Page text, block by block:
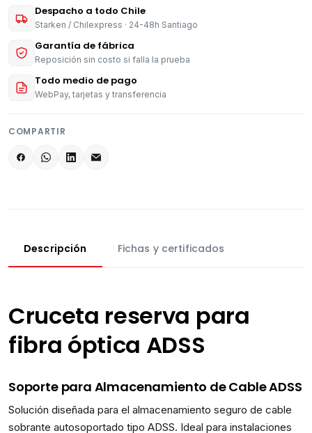
Despacho a todo Chile
Starken / Chilexpress · 24-48h Santiago
Garantía de fábrica
Reposición sin costo si falla la prueba
Todo medio de pago
WebPay, tarjetas y transferencia
COMPARTIR
Descripción Fichas y certificados
Cruceta reserva para
fibra óptica ADSS
Soporte para Almacenamiento de Cable ADSS
Solución diseñada para el almacenamiento seguro de cable
sobrante autosoportado tipo ADSS. Ideal para instalaciones